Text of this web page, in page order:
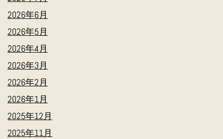
2026年6月
2026年5月
2026年4月
2026年3月
2026年2月
2026年1月
2025年12月
2025年11月